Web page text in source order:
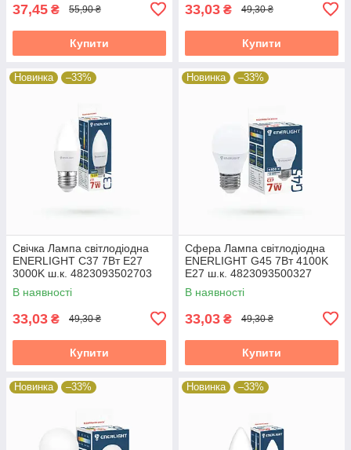
37,45 ₴ 55,90 ₴
Купити
33,03 ₴ 49,30 ₴
Купити
Новинка –33%
Свічка Лампа світлодіодна
ENERLIGHT С37 7Вт E27
3000K ш.к. 4823093502703
19824
В наявності
33,03 ₴ 49,30 ₴
Купити
Новинка –33%
Сфера Лампа світлодіодна
ENERLIGHT G45 7Вт 4100K
E27 ш.к. 4823093500327
19824
В наявності
33,03 ₴ 49,30 ₴
Купити
Новинка –33% Новинка –33%